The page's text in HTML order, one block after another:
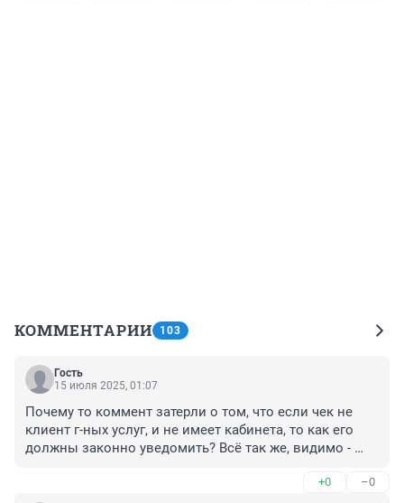
КОММЕНТАРИИ 103
Гость
15 июля 2025, 01:07
Почему то коммент затерли о том, что если чек не
клиент г-ных услуг, и не имеет кабинета, то как его
должны законно уведомить? Всё так же, видимо -
+0 –0